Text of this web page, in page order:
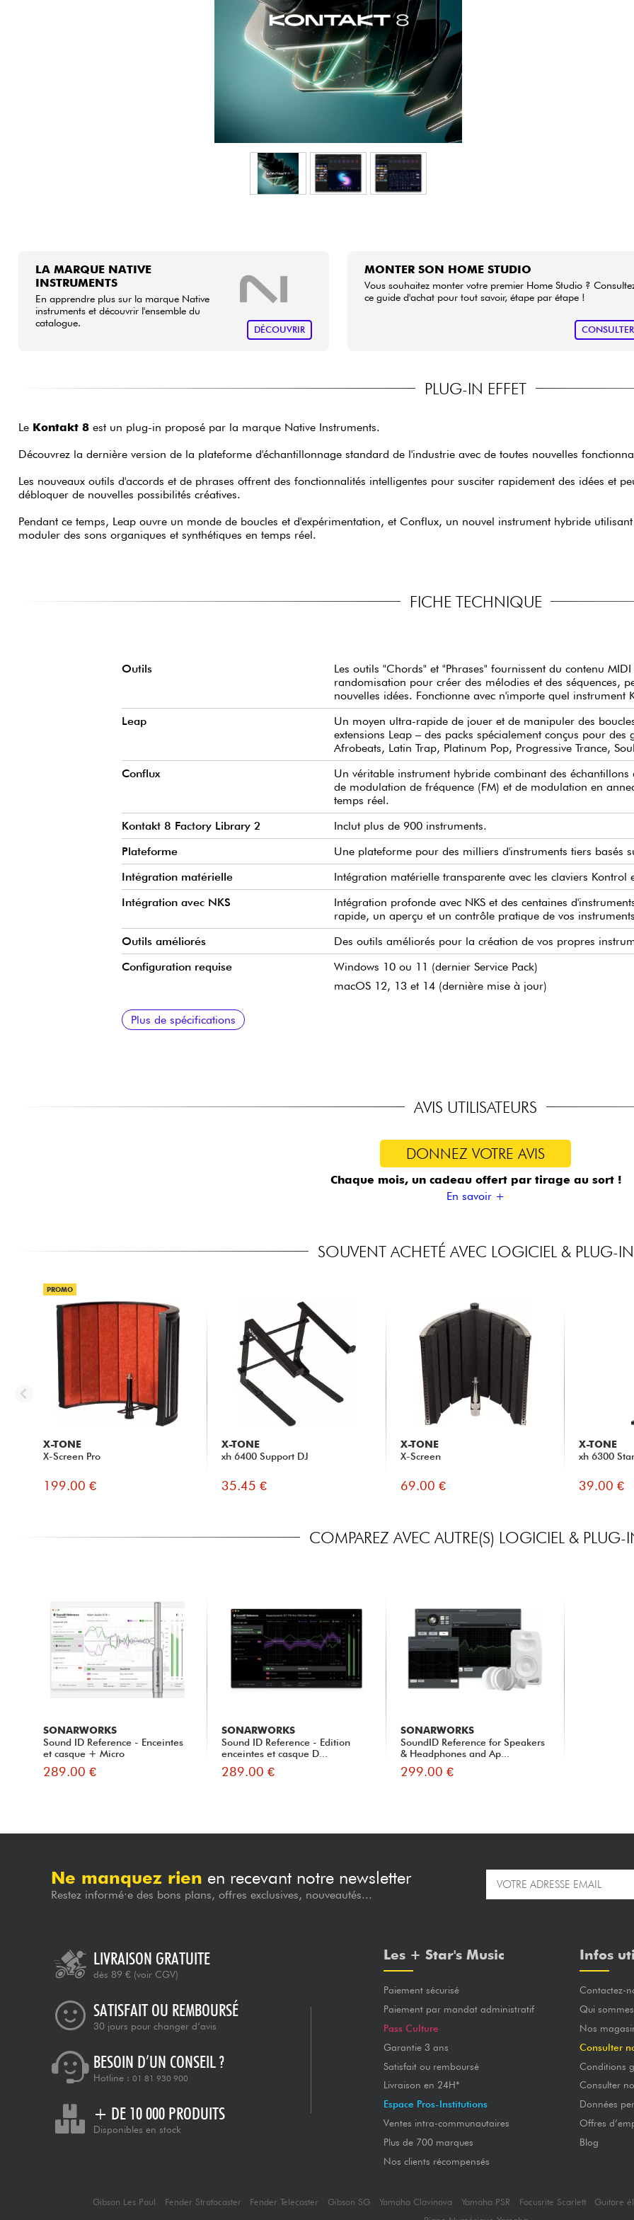
Voir nos marques
LA MARQUE NATIVE
INSTRUMENTS
En apprendre plus sur la marque Native
instruments et découvrir l'ensemble du
catalogue.
DÉCOUVRIR
MONTER SON HOME STUDIO
Vous souhaitez monter votre premier Home Studio ?
ce guide d'achat pour tout savoir, étape par étape !
CONSULTER
PLUG-IN EFFET
Le Kontakt 8est un plug-in proposé par la marque Native Instruments.
Découvrez la dernière version de la plateforme d'échantillonnage standard de l'industrie avec de toutes nouvelles
Les nouveaux outils d'accords et de phrases offrent des fonctionnalités intelligentes pour susciter rapidement des idées et
débloquer de nouvelles possibilités créatives.
Pendant ce temps, Leap ouvre un monde de boucles et d'expérimentation, et Conflux, un nouvel instrument hybride
moduler des sons organiques et synthétiques en temps réel.
FICHE TECHNIQUE
Outils
Les outils "Chords" et "Phrases" fournissent du contenu
randomisation pour créer des mélodies et des séquences,
nouvelles idées. Fonctionne avec n'importe quel instrument
Leap
Un moyen ultra-rapide de jouer et de manipuler des
extensions Leap – des packs spécialement conçus pour
Afrobeats, Latin Trap, Platinum Pop, Progressive Trance,
Conflux
Un véritable instrument hybride combinant des échantillons
de modulation de fréquence (FM) et de modulation en
temps réel.
Kontakt 8 Factory Library 2
Inclut plus de 900 instruments.
Plateforme
Une plateforme pour des milliers d'instruments tiers basés
Intégration matérielle
Intégration matérielle transparente avec les claviers Kontrol
Intégration avec NKS
Intégration profonde avec NKS et des centaines
rapide, un aperçu et un contrôle pratique de vos
Outils améliorés
Des outils améliorés pour la création de vos propres
Configuration requise
Windows 10 ou 11 (dernier Service Pack)
macOS 12, 13 et 14 (dernière mise à jour)
Connexion internet
Plus de spécifications
AVIS UTILISATEURS
DONNEZ VOTRE AVIS
Chaque mois, un cadeau offert par tirage au sort !
En savoir +
SOUVENT ACHETÉ AVEC LOGICIEL & PLUG-IN
PROMO
X-TONE
X-Screen Pro
199.00 €
X-TONE
xh 6400 Support DJ
35.45 €
X-TONE
X-Screen
69.00 €
X-TONE
xh 6300
39.00 €
COMPAREZ AVEC AUTRE(S) LOGICIEL & PLUG-
SONARWORKS
Sound ID Reference - Enceintes
et casque + Micro
289.00 €
SONARWORKS
Sound ID Reference - Edition
enceintes et casque D...
289.00 €
SONARWORKS
SoundID Reference for Speakers
& Headphones and Ap...
299.00 €
Ne manquez rien en recevant notre newsletter
Restez informé·e des bons plans, offres exclusives, nouveautés...
LIVRAISON GRATUITE
dès 89 € (voir CGV)
SATISFAIT OU REMBOURSÉ
30 jours pour changer d’avis
BESOIN D’UN CONSEIL ?
Hotline : 01 81 930 900
+ DE 10 000 PRODUITS
Disponibles en stock
Les + Star's Music
Paiement sécurisé
Paiement par mandat administratif
Pass Culture
Garantie 3 ans
Satisfait ou remboursé
Livraison en 24H*
Espace Pros-Institutions
Ventes intra-communautaires
Plus de 700 marques
Nos clients récompensés
Infos
Contactez-
Qui
Nos
Consulter
Conditions
Consulter
Données
Offres
Blog
Gibson Les Paul Fender Stratocaster Fender Telecaster Gibson SG Yamaha Clavinova Yamaha PSR Focusrite Scarlett Guitare